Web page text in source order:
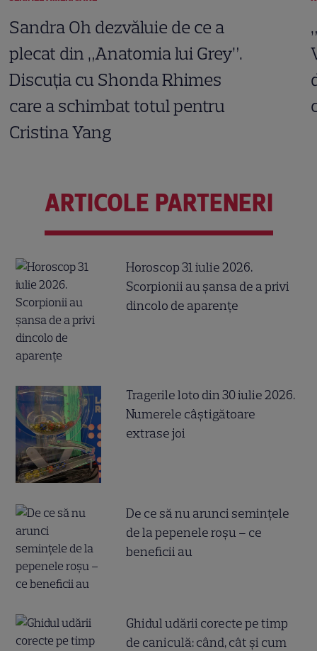
Sandra Oh dezvăluie de ce a
plecat din „Anatomia lui Grey”.
Discuția cu Shonda Rhimes
care a schimbat totul pentru
Cristina Yang
ARTICOLE PARTENERI
Horoscop 31 iulie 2026.
Scorpionii au șansa de a privi
dincolo de aparențe
Tragerile loto din 30 iulie 2026.
Numerele câştigătoare
extrase joi
De ce să nu arunci semințele
de la pepenele roșu – ce
beneficii au
Ghidul udării corecte pe timp
de caniculă: când, cât şi cum